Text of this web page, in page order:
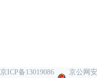
京ICP备13019086 京公网